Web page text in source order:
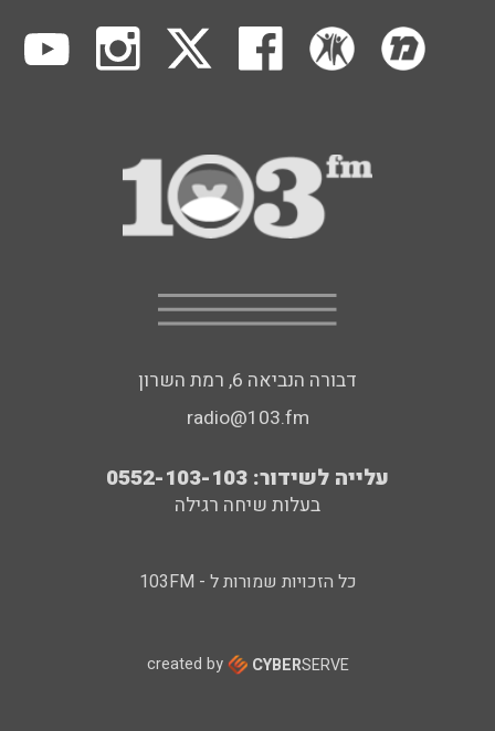
דבורה הנביאה 6, רמת השרון
radio@103.fm
עלייה לשידור: 0552-103-103
בעלות שיחה רגילה
כל הזכויות שמורות ל - 103FM
created by CYBERSERVE